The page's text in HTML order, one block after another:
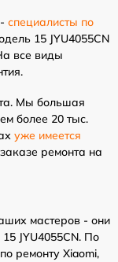
специалисты по
15 JYU4055CN
все виды
Мы большая
более 20 тыс.
уже имеется
ремонта на
мастеров - они
JYU4055CN. По
ремонту Xiaomi,